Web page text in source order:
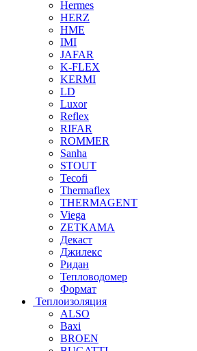
Hermes
HERZ
HME
IMI
JAFAR
K-FLEX
KERMI
LD
Luxor
Reflex
RIFAR
ROMMER
Sanha
STOUT
Tecofi
Thermaflex
THERMAGENT
Viega
ZETKAMA
Декаст
Джилекс
Ридан
Тепловодомер
Формат
Теплоизоляция
ALSO
Baxi
BROEN